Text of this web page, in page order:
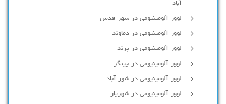
آباد
لوور آلومینیومی در شهر قدس
لوور آلومینیومی در دماوند
لوور آلومینیومی در پرند
لوور آلومینیومی در چیتگر
لوور آلومینیومی در شور آباد
لوور آلومينيومي در شهريار